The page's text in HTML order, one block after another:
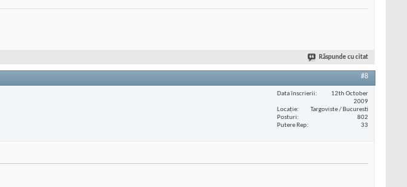
Răspunde cu citat
#8
Data înscrierii
12th October
2009
Locaţie
Targoviste / Bucuresti
Posturi
802
Putere Rep
33